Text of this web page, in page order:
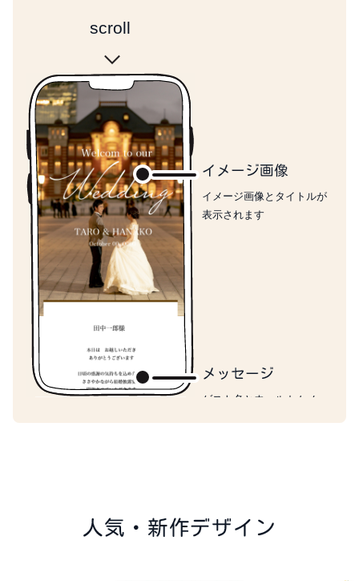
回答期限
結婚式への出欠回答の期限
が表示されます
scroll
イメージ画像
イメージ画像とタイトルが
表示されます
メッセージ
ゲスト名とウェルカムメッ
人気・新作デザイン